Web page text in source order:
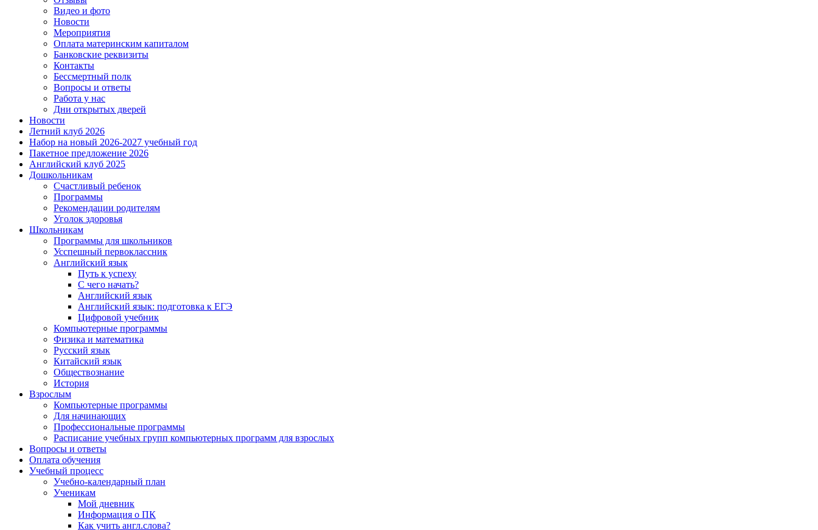
Видео и фото
Новости
Мероприятия
Оплата материнским капиталом
Банковские реквизиты
Контакты
Бессмертный полк
Вопросы и ответы
Работа у нас
Дни открытых дверей
Новости
Летний клуб 2026
Набор на новый 2026-2027 учебный год
Пакетное предложение 2026
Английский клуб 2025
Дошкольникам
Счастливый ребенок
Программы
Рекомендации родителям
Уголок здоровья
Школьникам
Программы для школьников
Усспешный первоклассник
Английский язык
Путь к успеху
С чего начать?
Английский язык
Английский язык: подготовка к ЕГЭ
Цифровой учебник
Компьютерные программы
Физика и математика
Русский язык
Китайский язык
Обществознание
История
Взрослым
Компьютерные программы
Для начинающих
Профессиональные программы
Расписание учебных групп компьютерных программ для взрослых
Вопросы и ответы
Оплата обучения
Учебный процесс
Учебно-календарный план
Ученикам
Мой дневник
Информация о ПК
Как учить англ.слова?